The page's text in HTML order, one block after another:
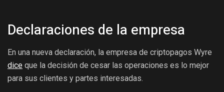
Declaraciones de la empresa
En una nueva declaración, la empresa de criptopagos Wyre
dice que la decisión de cesar las operaciones es lo mejor
para sus clientes y partes interesadas.